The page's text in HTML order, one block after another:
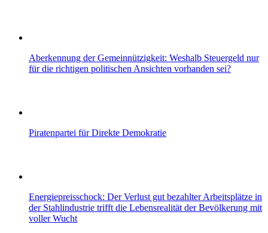
Aberkennung der Gemeinnützigkeit: Weshalb Steuergeld nur
für die richtigen politischen Ansichten vorhanden sei?
Piratenpartei für Direkte Demokratie
Energiepreisschock: Der Verlust gut bezahlter Arbeitsplätze in
der Stahlindustrie trifft die Lebensrealität der Bevölkerung mit
voller Wucht